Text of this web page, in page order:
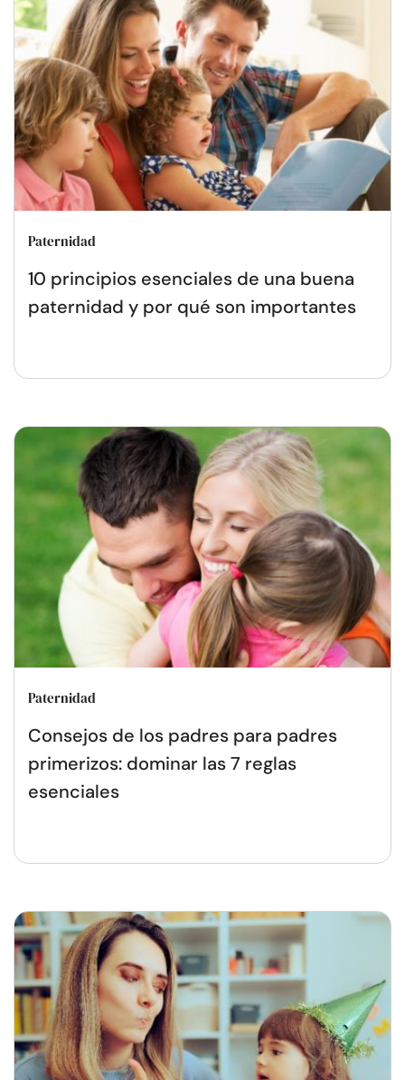
Paternidad
10 principios esenciales de una buena
paternidad y por qué son importantes
Paternidad
Consejos de los padres para padres
primerizos: dominar las 7 reglas
esenciales